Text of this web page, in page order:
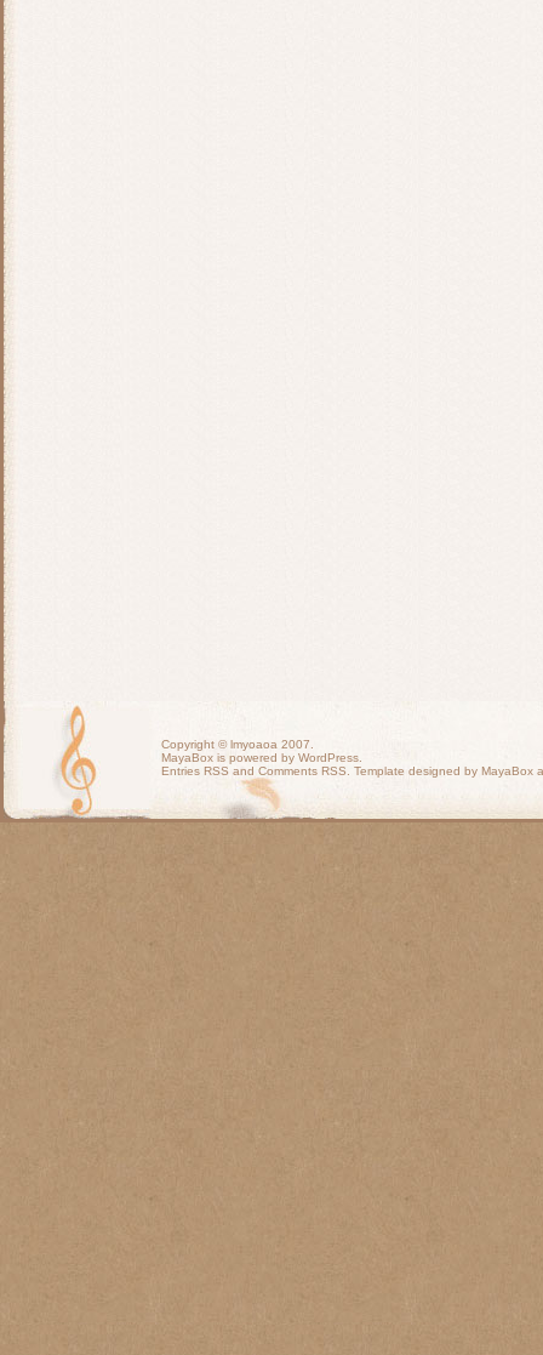
Copyright ©lmyoaoa 2007.
MayaBox is powered by WordPress.
Entries RSS and Comments RSS . Template designed by MayaBox